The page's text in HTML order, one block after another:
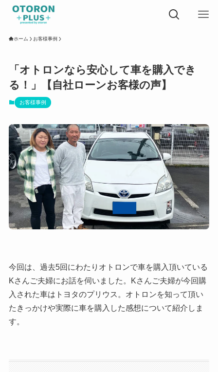
ホーム お客様事例
「オトロンなら安心して車を購入でき
る！」【自社ローンお客様の声】
お客様事例
今回は、過去5回にわたりオトロンで車を購入頂いている
Kさんご夫婦にお話を伺いました。Kさんご夫婦が今回購
入された車はトヨタのプリウス。オトロンを知って頂い
たきっかけや実際に車を購入した感想について紹介しま
す。